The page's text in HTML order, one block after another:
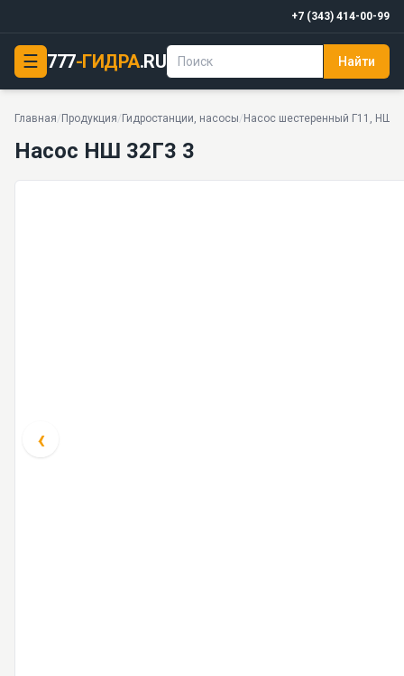
+7 (343) 414-00-99
☰ 777-ГИДРА.RU Найти
Главная/ Продукция/ Гидростанции, насосы/ Насос шестеренный Г11, НШ,
Насос НШ 32Г3 3
Насос НШ 32Г3 3
‹